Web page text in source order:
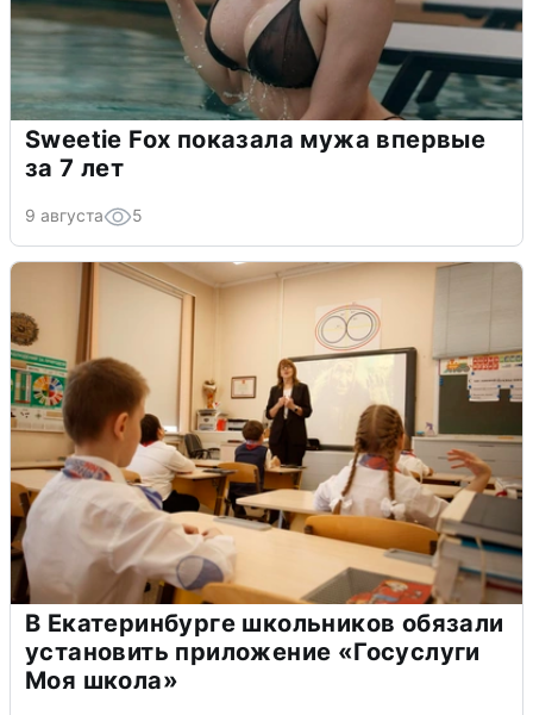
Sweetie Fox показала мужа впервые
за 7 лет
9 августа 5
В Екатеринбурге школьников обязали
установить приложение «Госуслуги
Моя школа»